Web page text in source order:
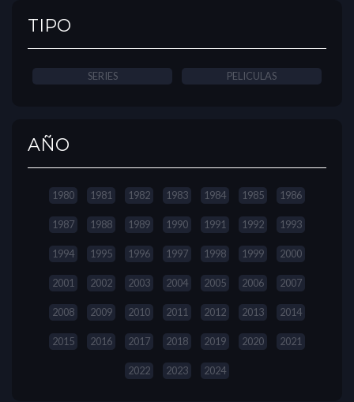
TIPO
SERIES PELICULAS
AÑO
1980 1981 1982 1983 1984 1985 1986
1987 1988 1989 1990 1991 1992 1993
1994 1995 1996 1997 1998 1999 2000
2001 2002 2003 2004 2005 2006 2007
2008 2009 2010 2011 2012 2013 2014
2015 2016 2017 2018 2019 2020 2021
2022 2023 2024